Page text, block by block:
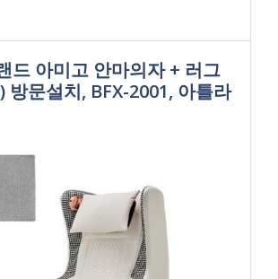
드 아미고 안마의자 + 러그
방문설치, BFX-2001, 아틀라